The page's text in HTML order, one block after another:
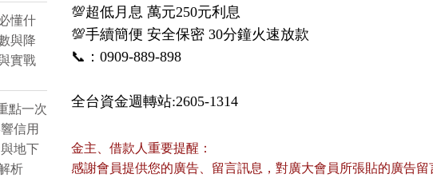
💯超低月息 萬元250元利息
💯手續簡便 安全保密 30分鐘火速放款
📞：0909-889-898
全台資金週轉站:2605-1314
金主、借款人重要提醒：
感謝會員提供您的廣告、留言訊息，對廣大會員所張貼的廣告
懂什
與降
實戰
點一次
信用
地下
析